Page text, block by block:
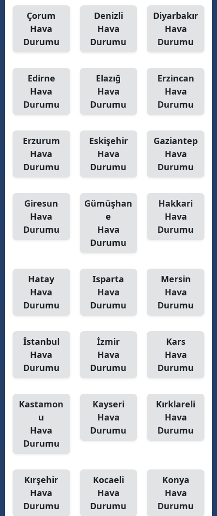
Çorum
Hava
Durumu
Denizli
Hava
Durumu
Diyarbakır
Hava
Durumu
Edirne
Hava
Durumu
Elazığ
Hava
Durumu
Erzincan
Hava
Durumu
Erzurum
Hava
Durumu
Eskişehir
Hava
Durumu
Gaziantep
Hava
Durumu
Giresun
Hava
Durumu
Gümüşhan
e
Hava
Durumu
Hakkari
Hava
Durumu
Hatay
Hava
Durumu
Isparta
Hava
Durumu
Mersin
Hava
Durumu
İstanbul
Hava
Durumu
İzmir
Hava
Durumu
Kars
Hava
Durumu
Kastamon
u
Hava
Durumu
Kayseri
Hava
Durumu
Kırklareli
Hava
Durumu
Kırşehir
Hava
Durumu
Kocaeli
Hava
Durumu
Konya
Hava
Durumu